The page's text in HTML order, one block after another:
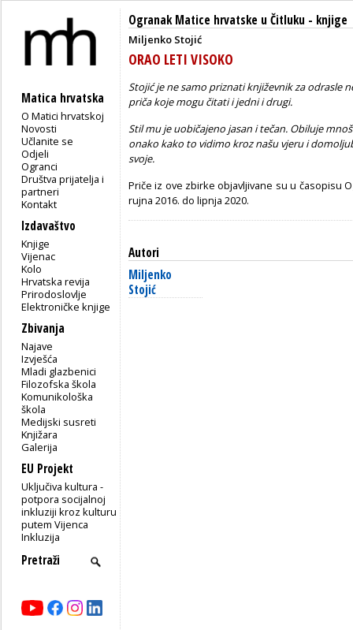
Matica hrvatska
O Matici hrvatskoj
Novosti
Učlanite se
Odjeli
Ogranci
Društva prijatelja i
partneri
Kontakt
Izdavaštvo
Knjige
Vijenac
Kolo
Hrvatska revija
Prirodoslovlje
Elektroničke knjige
Zbivanja
Najave
Izvješća
Mladi glazbenici
Filozofska škola
Komunikološka
škola
Medijski susreti
Knjižara
Galerija
EU Projekt
Uključiva kultura -
potpora socijalnoj
inkluziji kroz kulturu
putem Vijenca
Inkluzija
Ogranak Matice hrvatske u Čitluku - knjige
Miljenko Stojić
ORAO LETI VISOKO
Stojić je ne samo priznati književnik za odrasle
priča koje mogu čitati i jedni i drugi.
Stil mu je uobičajeno jasan i tečan. Obiluje
onako kako to vidimo kroz našu vjeru i
svoje.
Priče iz ove zbirke objavljivane su u časopisu
rujna 2016. do lipnja 2020.
Autori
Miljenko
Stojić